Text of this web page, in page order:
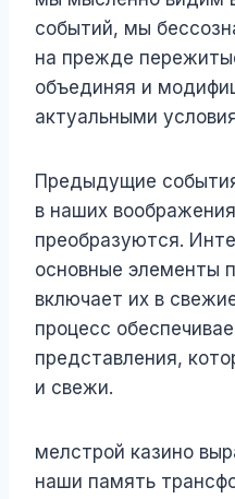
событий, мы
на прежде
объединяя и
актуальными
Предыдущие
в наших
преобразуются.
основные элементы
включает их в
процесс
представления,
и свежи.
мелстрой казино
наши память